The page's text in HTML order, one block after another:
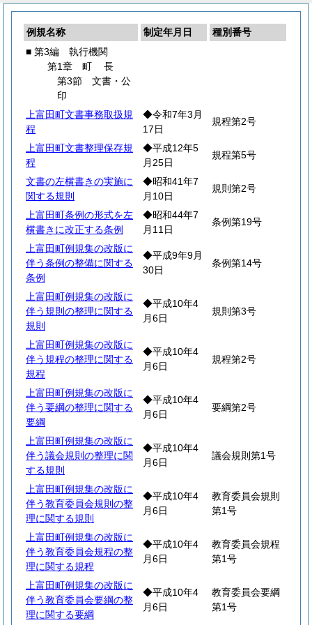
例規名称 制定年月日
種別番号
■ 第3編 執行機関
第1章 町長
第3節 文書・公
印
上富田町文書事務取扱規
程
◆令和7年3月
17日
規程第2号
上富田町文書整理保存規
程
◆平成12年5
月25日
規程第5号
文書の左横書きの実施に
関する規則
◆昭和41年7
月10日
規則第2号
上富田町条例の形式を左
横書きに改正する条例
◆昭和44年7
月11日
条例第19号
上富田町例規集の改版に
伴う条例の整備に関する
条例
◆平成9年9月
30日
条例第14号
上富田町例規集の改版に
伴う規則の整理に関する
規則
◆平成10年4
月6日
規則第3号
上富田町例規集の改版に
伴う規程の整理に関する
規程
◆平成10年4
月6日
規程第2号
上富田町例規集の改版に
伴う要綱の整理に関する
要綱
◆平成10年4
月6日
要綱第2号
上富田町例規集の改版に
伴う議会規則の整理に関
する規則
◆平成10年4
月6日
議会規則第1号
上富田町例規集の改版に
伴う教育委員会規則の整
理に関する規則
◆平成10年4
月6日
教育委員会規則
第1号
上富田町例規集の改版に
伴う教育委員会規程の整
理に関する規程
◆平成10年4
月6日
教育委員会規程
第1号
上富田町例規集の改版に
伴う教育委員会要綱の整
理に関する要綱
◆平成10年4
月6日
教育委員会要綱
第1号